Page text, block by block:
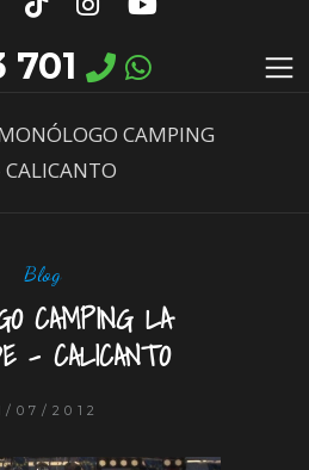
701
CAMPING
Blog
CAMPING LA
– CALICANTO
07/2012